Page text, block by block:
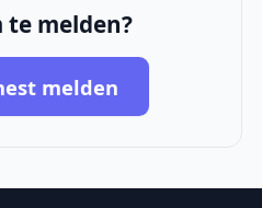
te melden?
melden